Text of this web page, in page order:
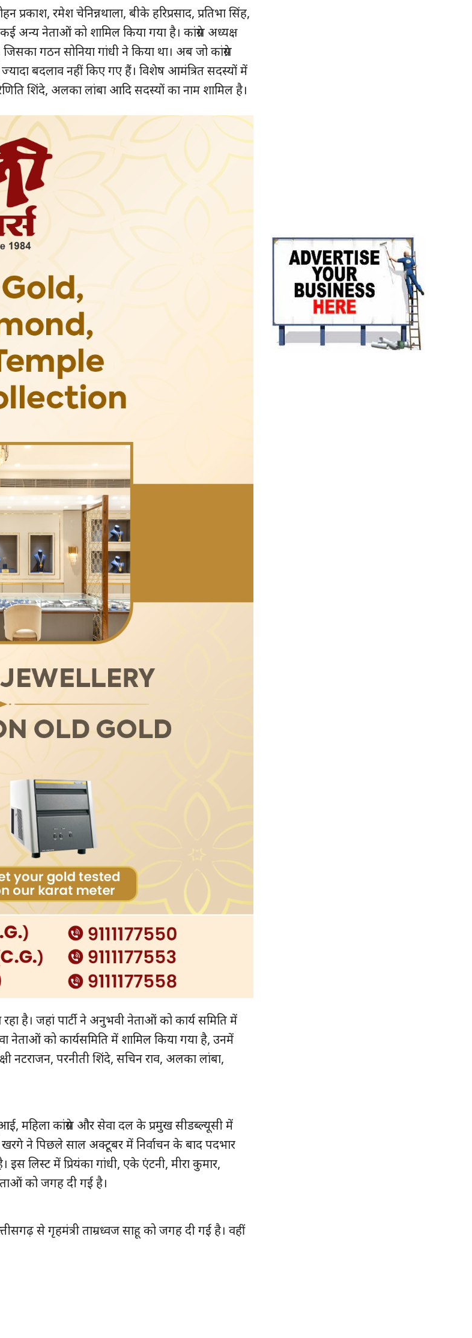
क्विक लिंक्स
मुख्य पेज
हमारे बारे में
संपर्क करें
प्रकाश, रमेश चेनिन्नथाला, बीके हरिप्रसाद, प्रतिभा सिंह,
कई अन्य नेताओं को शामिल किया गया है। कांग्रेस अध्यक्ष
गठन सोनिया गांधी ने किया था। अब जो कांग्रेस
बदलाव नहीं किए गए हैं। विशेष आमंत्रित सदस्यों में
शिंदे, अलका लांबा आदि सदस्यों का नाम शामिल है।
है। जहां पार्टी ने अनुभवी नेताओं को कार्य समिति में
नेताओं को कार्यसमिति में शामिल किया गया है, उनमें
नटराजन, परनीती शिंदे, सचिन राव, अलका लांबा,
महिला कांग्रेस और सेवा दल के प्रमुख सीडब्ल्यूसी में
ने पिछले साल अक्टूबर में निर्वाचन के बाद पदभार
लिस्ट में प्रियंका गांधी, एके एंटनी, मीरा कुमार,
को जगह दी गई है।
से गृहमंत्री ताम्रध्वज साहू को जगह दी गई है। वहीं